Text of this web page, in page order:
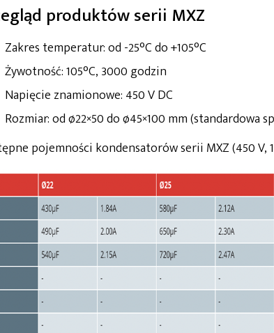
produktów serii MXZ
Zakres temperatur: od -25°C do +105°C
Żywotność: 105°C, 3000 godzin
Napięcie znamionowe: 450 V DC
Rozmiar: od ø22×50 do ø45×100 mm (standardowa
pojemności kondensatorów serii MXZ (450 V,